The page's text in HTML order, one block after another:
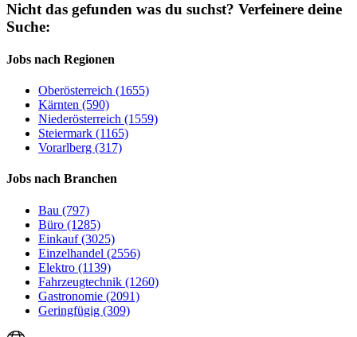
Nicht das gefunden was du suchst? Verfeinere deine
Suche:
Jobs nach Regionen
Oberösterreich (1655)
Kärnten (590)
Niederösterreich (1559)
Steiermark (1165)
Vorarlberg (317)
Jobs nach Branchen
Bau (797)
Büro (1285)
Einkauf (3025)
Einzelhandel (2556)
Elektro (1139)
Fahrzeugtechnik (1260)
Gastronomie (2091)
Geringfügig (309)